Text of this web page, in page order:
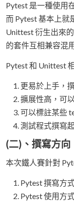
Pytest 是一種使用
而 Pytest 基本上就
Unittest 衍生出來
的套件互相兼容混
Pytest 和 Unittest
更易於上手，
擴展性高，可
可以標註某些
測試程式撰寫
(二)、撰寫方向
本次鐵人賽針對
Pytest 撰寫方
Pytest 使用方